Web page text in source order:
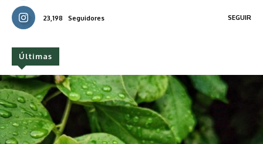
23,198 Seguidores SEGUIR
Últimas